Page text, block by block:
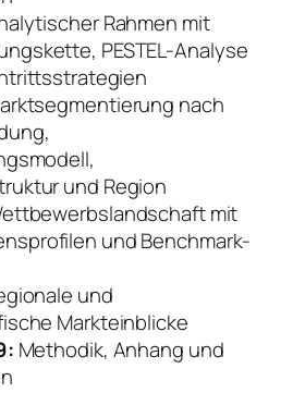
Rahmen mit
PESTEL-Analyse
nach
und Region
mit
und Benchmark-
und
Markteinblicke
Methodik, Anhang und